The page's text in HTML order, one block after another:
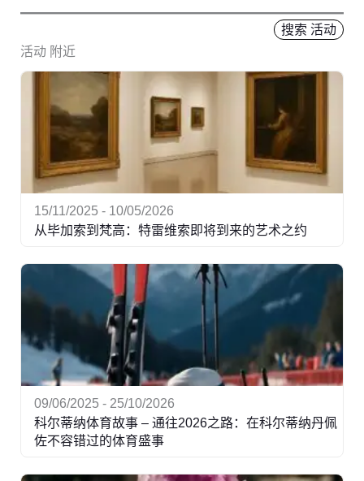
活动 附近
搜索 活动
15/11/2025 - 10/05/2026
从毕加索到梵高：特雷维索即将到来的艺术之约
09/06/2025 - 25/10/2026
科尔蒂纳体育故事 – 通往2026之路：在科尔蒂纳丹佩
佐不容错过的体育盛事